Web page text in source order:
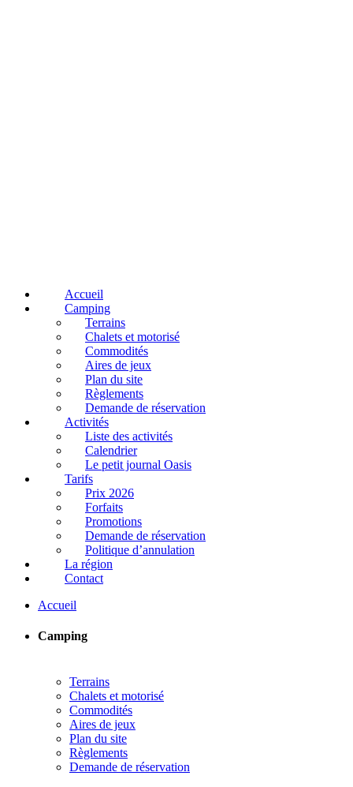
Accueil
Camping
Terrains
Chalets et motorisé
Commodités
Aires de jeux
Plan du site
Règlements
Demande de réservation
Activités
Liste des activités
Calendrier
Le petit journal Oasis
Tarifs
Prix 2026
Forfaits
Promotions
Demande de réservation
Politique d’annulation
La région
Contact
Accueil
Camping
Terrains
Chalets et motorisé
Commodités
Aires de jeux
Plan du site
Règlements
Demande de réservation